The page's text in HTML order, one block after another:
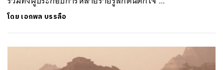
โดย เอกพล บรรลือ
SHARE TWEET EMAIL